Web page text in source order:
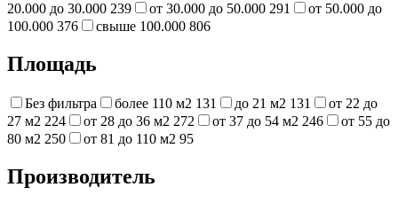
20.000 до 30.000 239 от 30.000 до 50.000 291
от 50.000 до
100.000 376 свыше 100.000 806
Площадь
Без фильтра более 110 м2 131 до 21 м2 131
от 22 до
27 м2 224 от 28 до 36 м2 272 от 37 до 54 м2 246
от 55 до
80 м2 250 от 81 до 110 м2 95
Производитель